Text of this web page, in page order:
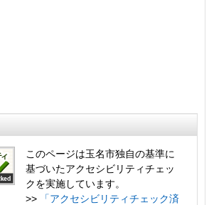
このページは玉名市独自の基準に
基づいたアクセシビリティチェッ
クを実施しています。
>>
「アクセシビリティチェック済